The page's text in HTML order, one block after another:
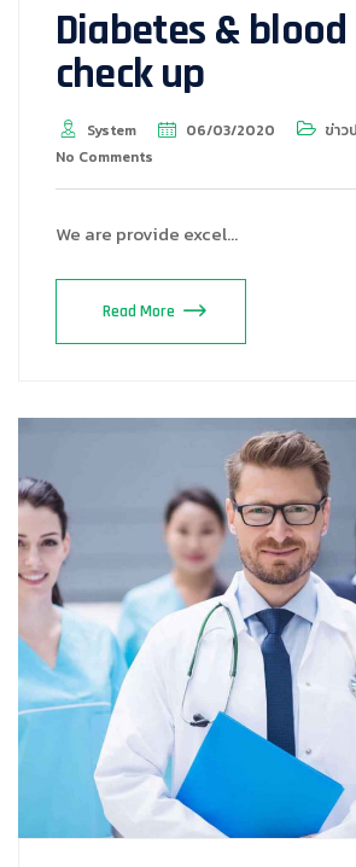
Diabetes &
check up
System 06/03/2020
ข่าว
No Comments
We are provide excel…
Read More